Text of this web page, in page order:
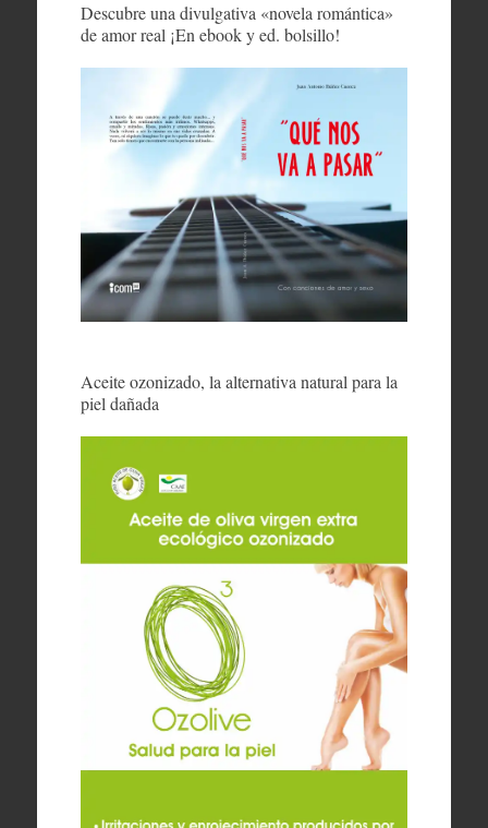
Descubre una divulgativa «novela romántica»
de amor real ¡En ebook y ed. bolsillo!
Aceite ozonizado, la alternativa natural para la
piel dañada